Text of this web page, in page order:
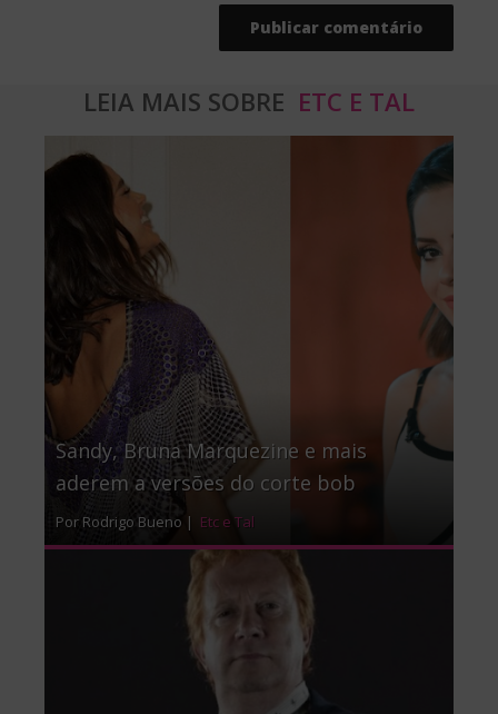
LEIA MAIS SOBRE ETC E TAL
Sandy, Bruna Marquezine e mais
aderem a versões do corte bob
Por Rodrigo Bueno | Etc e Tal